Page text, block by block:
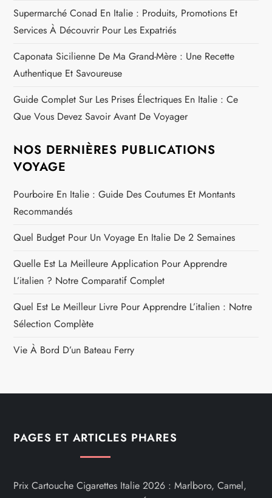
Supermarché Conad En Italie : Produits, Promotions Et
Services À Découvrir Pour Les Expatriés
Caponata Sicilienne De Ma Grand-Mère : Une Recette
Authentique Et Savoureuse
Guide Complet Sur Les Prises Électriques En Italie : Ce
Que Vous Devez Savoir Avant De Voyager
NOS DERNIÈRES PUBLICATIONS
VOYAGE
Pourboire En Italie : Guide Des Coutumes Et Montants
Recommandés
Quel Budget Pour Un Voyage En Italie De 2 Semaines
Quelle Est La Meilleure Application Pour Apprendre
L’italien ? Notre Comparatif Complet
Quel Est Le Meilleur Livre Pour Apprendre L’italien : Notre
Sélection Complète
Vie À Bord D’un Bateau Ferry
PAGES ET ARTICLES PHARES
Prix Cartouche Cigarettes Italie 2026 : Marlboro, Camel,